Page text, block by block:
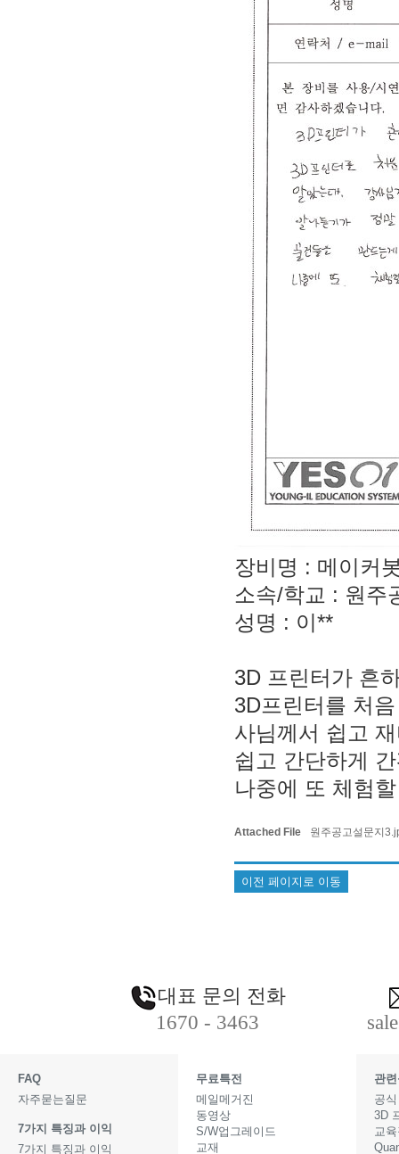
장비명 : 메이커
소속/학교 : 원주
성명 : 이**
3D 프린터가 흔
3D프린터를 처
사님께서 쉽고
쉽고 간단하게
나중에 또 체험
Attached File 원주공고설문지
이전 페이지로 이동
대표 문의 전화
1670 - 3463
FAQ
자주묻는질문
7가지 특징과 이익
7가지 특징과 이익
무료특전
메일메거진
동영상
S/W업그레이드
교재
관
공
3D
교